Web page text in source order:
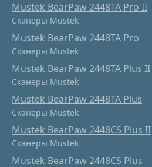
Mustek BearPaw 2448TA Pro II
Сканеры Mustek
Mustek BearPaw 2448TA Pro
Сканеры Mustek
Mustek BearPaw 2448TA Plus II
Сканеры Mustek
Mustek BearPaw 2448TA Plus
Сканеры Mustek
Mustek BearPaw 2448CS Plus II
Сканеры Mustek
Mustek BearPaw 2448CS Plus